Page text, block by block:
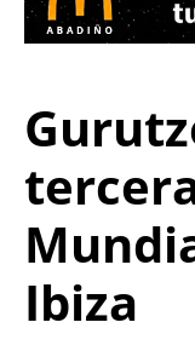
Ibiza